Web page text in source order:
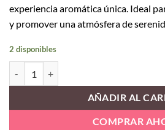
experiencia aromática única. Ideal
y promover una atmósfera de
2 disponibles
AÑADIR AL
COMPRAR